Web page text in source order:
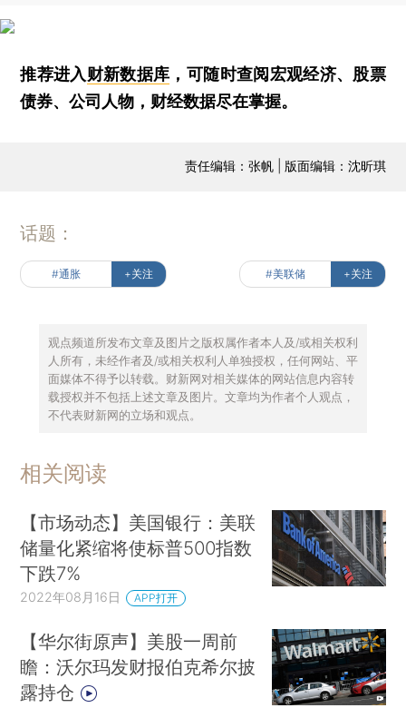
推荐进入财新数据库 ，可随时查阅宏观经济、股票
债券、公司人物，财经数据尽在掌握。
责任编辑：张帆 | 版面编辑：沈昕琪
话题：
#通胀 +关注 #美联储 +关注
观点频道所发布文章及图片之版权属作者本人及/或相关权利
人所有，未经作者及/或相关权利人单独授权，任何网站、平
面媒体不得予以转载。财新网对相关媒体的网站信息内容转
载授权并不包括上述文章及图片。文章均为作者个人观点，
不代表财新网的立场和观点。
相关阅读
【市场动态】美国银行：美联
储量化紧缩将使标普500指数
下跌7%
2022年08月16日 APP打开
【华尔街原声】美股一周前
瞻：沃尔玛发财报伯克希尔披
露持仓